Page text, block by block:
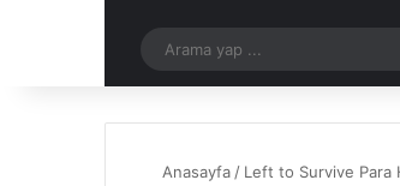
Telegram
Anasayfa / Left to Survive Para